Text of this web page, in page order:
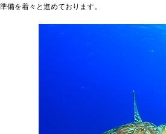
備を着々と進めております。